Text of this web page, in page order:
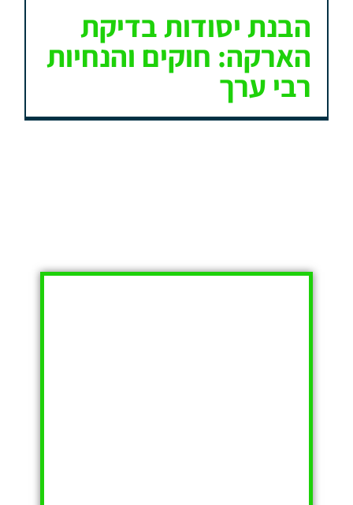
הבנת יסודות בדיקת
הארקה: חוקים והנחיות
רבי ערך